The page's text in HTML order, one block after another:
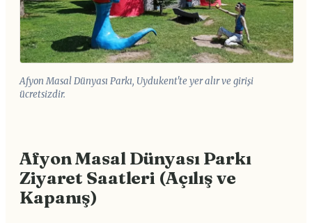
Afyon Masal Dünyası Parkı, Uydukent'te yer alır ve girişi
ücretsizdir.
Afyon Masal Dünyası Parkı
Ziyaret Saatleri (Açılış ve
Kapanış)